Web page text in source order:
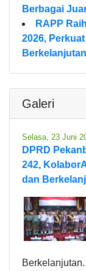
Berbagai
RAPP
2026,
Berkelanjutan
Galeri
Selasa, 23 Juni
DPRD
242,
dan
Berkelanjutan.